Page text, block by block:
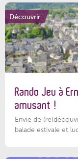
Découvrir
Rando Jeu à
amusant !
Envie de
balade estivale et